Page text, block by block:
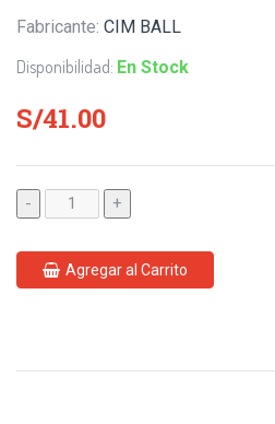
Fabricante: CIM BALL
Disponibilidad: En Stock
S/41.00
- +
Agregar al Carrito